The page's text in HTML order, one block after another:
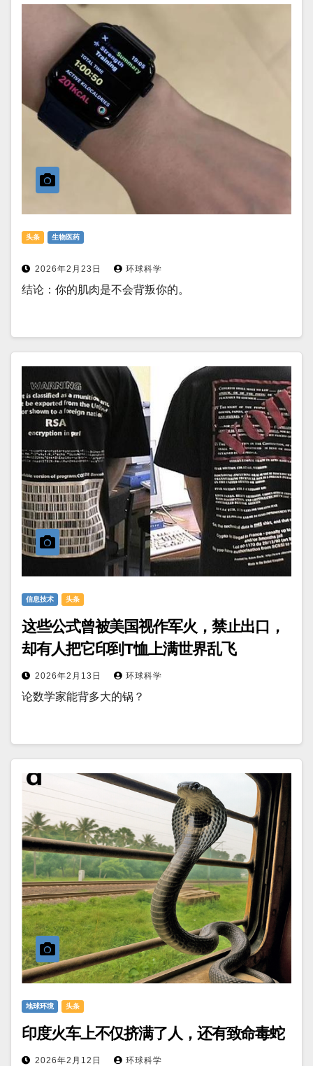
头条 生物医药
2026年2月23日 环球科学
结论：你的肌肉是不会背叛你的。
信息技术 头条
这些公式曾被美国视作军火，禁止出口，
却有人把它印到T恤上满世界乱飞
2026年2月13日 环球科学
论数学家能背多大的锅？
地球环境 头条
印度火车上不仅挤满了人，还有致命毒蛇
2026年2月12日 环球科学